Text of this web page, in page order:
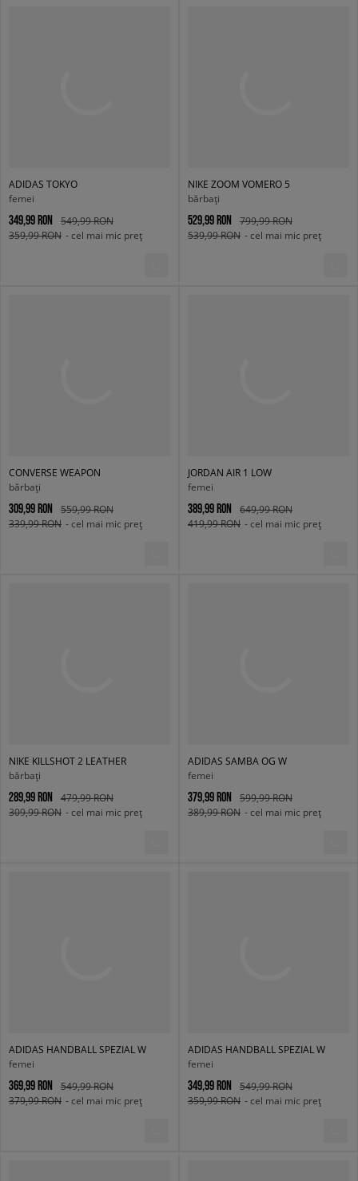
ADIDAS TOKYO
femei
349,99 RON
549,99 RON
359,99 RON - cel mai mic preț
NIKE ZOOM VOMERO 5
bărbați
529,99 RON
799,99 RON
539,99 RON - cel mai mic preț
CONVERSE WEAPON
bărbați
309,99 RON
559,99 RON
339,99 RON - cel mai mic preț
JORDAN AIR 1 LOW
femei
389,99 RON
649,99 RON
419,99 RON - cel mai mic preț
NIKE KILLSHOT 2 LEATHER
bărbați
289,99 RON
479,99 RON
309,99 RON - cel mai mic preț
ADIDAS SAMBA OG W
femei
379,99 RON
599,99 RON
389,99 RON - cel mai mic preț
ADIDAS HANDBALL SPEZIAL W
femei
369,99 RON
549,99 RON
379,99 RON - cel mai mic preț
ADIDAS HANDBALL SPEZIAL W
femei
349,99 RON
549,99 RON
359,99 RON - cel mai mic preț